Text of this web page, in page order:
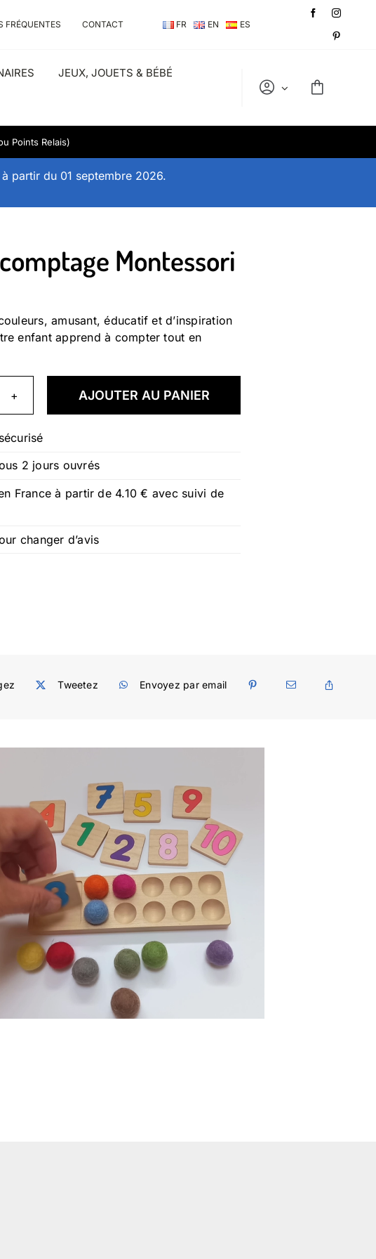
FRÉQUENTES CONTACT FR EN ES
JEUX, JOUETS & BÉBÉ
Points Relais)
partir du 01 septembre 2026.
Montessori
amusant, éducatif et d’inspiration
enfant apprend à compter tout en
AJOUTER AU PANIER
2 jours ouvrés
France à partir de 4.10 € avec suivi de
changer d’avis
Tweetez Envoyez par email